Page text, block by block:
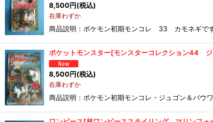
8,500円(税込)
在庫わずか
商品説明：ポケモン初期モンコレ 33 カモネギで
ポケットモンスター[モンスターコレクション44
8,500円(税込)
在庫わずか
商品説明：ポケモン初期モンコレ・ジュゴン＆バウ